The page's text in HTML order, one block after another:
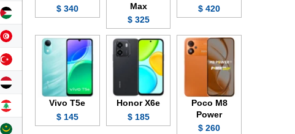
420 $
Max
325 $
340 $
Poco M8
Power
260 $
Honor X6e
185 $
Vivo T5e
145 $